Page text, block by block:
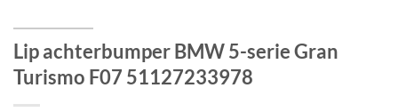
Lip achterbumper BMW 5-serie Gran
Turismo F07 51127233978